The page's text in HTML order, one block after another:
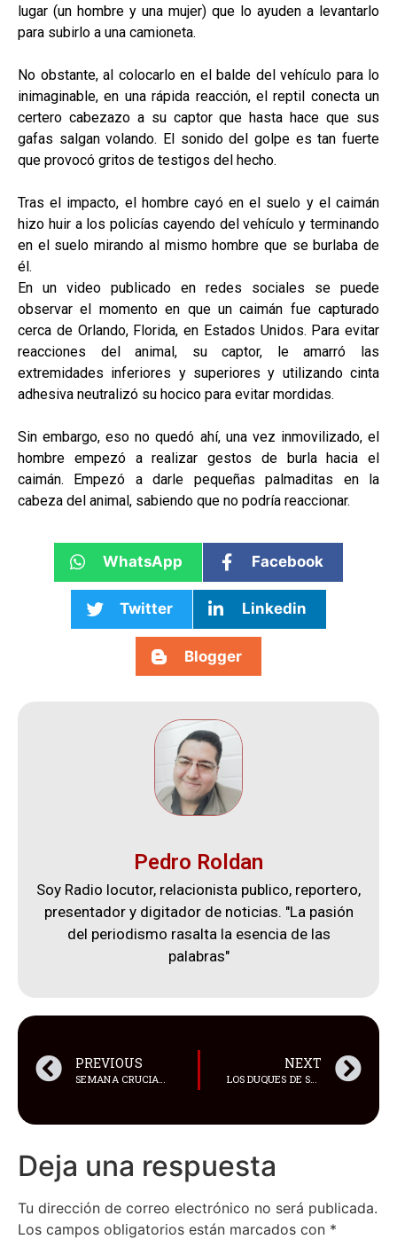
lugar (un hombre y una mujer) que lo ayuden a levantarlo
para subirlo a una camioneta.
No obstante, al colocarlo en el balde del vehículo para lo
inimaginable, en una rápida reacción, el reptil conecta un
certero cabezazo a su captor que hasta hace que sus
gafas salgan volando. El sonido del golpe es tan fuerte
que provocó gritos de testigos del hecho.
Tras el impacto, el hombre cayó en el suelo y el caimán
hizo huir a los policías cayendo del vehículo y terminando
en el suelo mirando al mismo hombre que se burlaba de
él.
En un video publicado en redes sociales se puede
observar el momento en que un caimán fue capturado
cerca de Orlando, Florida, en Estados Unidos. Para evitar
reacciones del animal, su captor, le amarró las
extremidades inferiores y superiores y utilizando cinta
adhesiva neutralizó su hocico para evitar mordidas.
Sin embargo, eso no quedó ahí, una vez inmovilizado, el
hombre empezó a realizar gestos de burla hacia el
caimán. Empezó a darle pequeñas palmaditas en la
cabeza del animal, sabiendo que no podría reaccionar.
WhatsApp Facebook
Twitter Linkedin
Blogger
Pedro Roldan
Soy Radio locutor, relacionista publico, reportero,
presentador y digitador de noticias. "La pasión
del periodismo rasalta la esencia de las
palabras"
PREVIOUS NEXT
Deja una respuesta
Tu dirección de correo electrónico no será publicada.
Los campos obligatorios están marcados con *